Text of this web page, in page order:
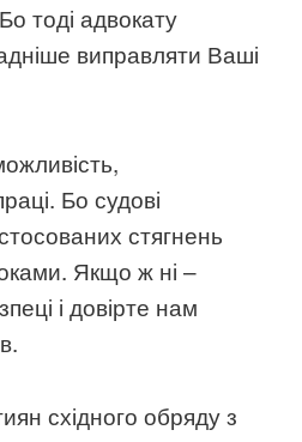
тоді адвокату
виправляти Ваші
Бо судові
стягнень
Якщо ж ні –
і довірте нам
східного обряду з